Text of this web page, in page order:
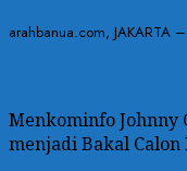
arahbanua.com, JAKARTA –
Menkominfo Johnny
menjadi Bakal Calon